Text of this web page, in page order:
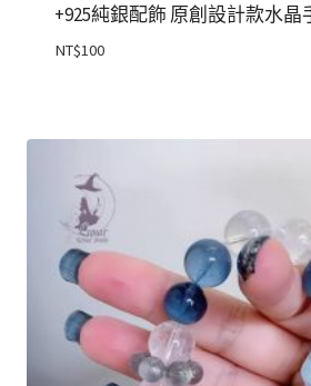
+925純銀配飾 原創設計款水晶
NT$100